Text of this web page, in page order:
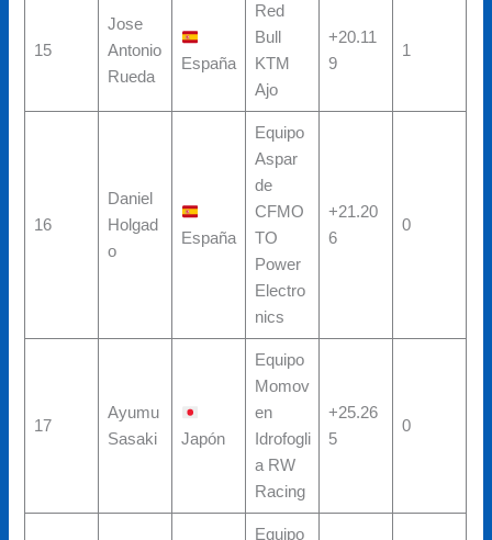
15
Jose
Antonio
Rueda
España
Red
Bull
KTM
Ajo
+20.11
9
1
16
Daniel
Holgad
o
España
Equipo
Aspar
de
CFMO
TO
Power
Electro
nics
+21.20
6
0
17
Ayumu
Sasaki
Japón
Equipo
Momov
en
Idrofogli
a RW
Racing
+25.26
5
0
Equipo